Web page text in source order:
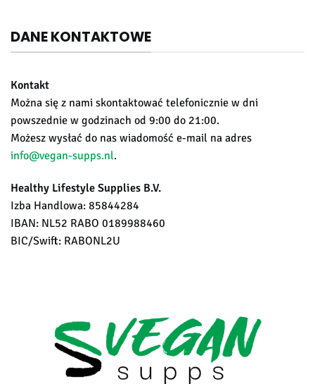
DANE KONTAKTOWE
Kontakt
Można się z nami skontaktować telefonicznie w dni
powszednie w godzinach od 9:00 do 21:00.
Możesz wysłać do nas wiadomość e-mail na adres
info@vegan-supps.nl.
Healthy Lifestyle Supplies B.V.
Izba Handlowa: 85844284
IBAN: NL52 RABO 0189988460
BIC/Swift: RABONL2U